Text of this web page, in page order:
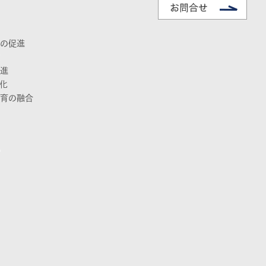
促進
の融合